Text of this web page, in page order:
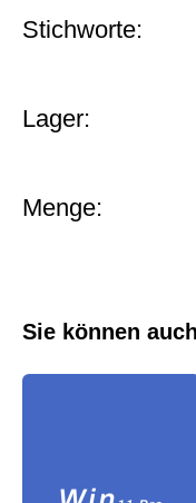
Stichworte:
Lager:
Menge:
Sie können